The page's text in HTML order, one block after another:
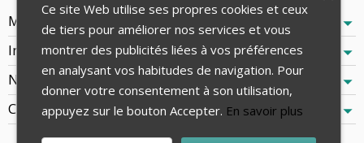
Mentions Légales
Informations
Notre Société
Contactez-nous
Ce site Web utilise ses propres cookies et ceux
de tiers pour améliorer nos services et vous
montrer des publicités liées à vos préférences
en analysant vos habitudes de navigation. Pour
donner votre consentement à son utilisation,
appuyez sur le bouton Accepter. En savoir plus